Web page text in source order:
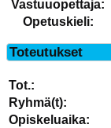
Vastuuopettaja:
Opetuskieli:
Toteutukset